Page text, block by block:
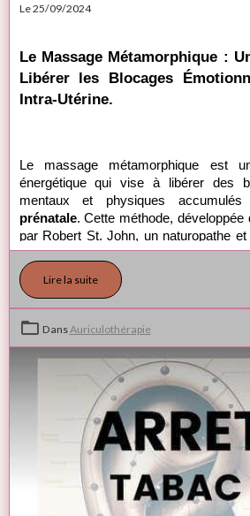
Le 25/09/2024
Le Massage Métamorphique :
Libérer les Blocages
Intra-Utérine.
Le massage métamorphique est
énergétique qui vise à libérer des
mentaux et physiques
prénatale. Cette méthode, développée
par Robert St. John, un naturopathe
sur l'idée que notre période de
nos schémas émotionnels et
de la vie. Le massage métamorphique,
une approche douce et subtile,
blocages en rétablissant la circulation
Lire la suite
Dans Auriculothérapie